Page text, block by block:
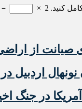
کنید. 2
×
=
صیانت از
اردبیل
در جنگ